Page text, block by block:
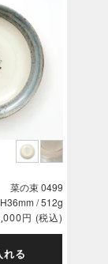
菜の束 0499
/ 512g
円 (税込)
れる